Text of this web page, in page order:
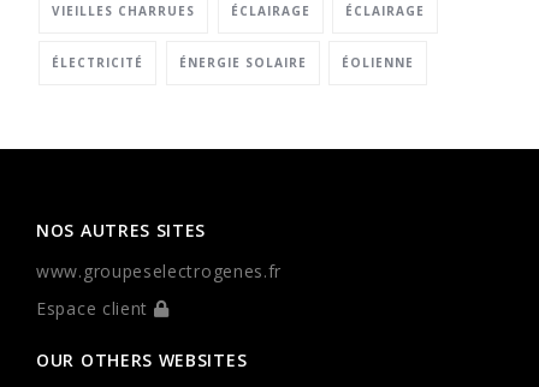
VIEILLES CHARRUES ÉCLAIRAGE ÉCLAIRAGE
ÉLECTRICITÉ ÉNERGIE SOLAIRE ÉOLIENNE
NOS AUTRES SITES
www.groupeselectrogenes.fr
Espace client
OUR OTHERS WEBSITES